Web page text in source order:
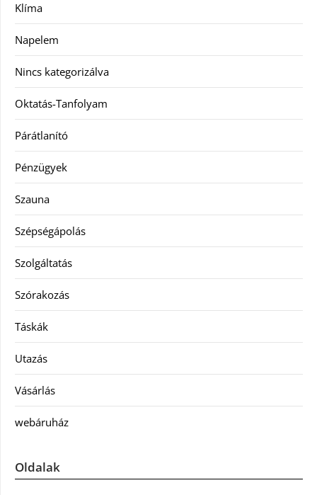
Klíma
Napelem
Nincs kategorizálva
Oktatás-Tanfolyam
Párátlanító
Pénzügyek
Szauna
Szépségápolás
Szolgáltatás
Szórakozás
Táskák
Utazás
Vásárlás
webáruház
Oldalak